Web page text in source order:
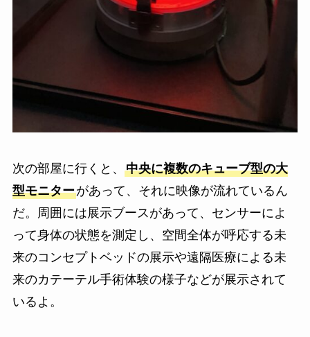
次の部屋に行くと、 中央に複数のキューブ型の大
型モニターがあって、それに映像が流れているん
だ。周囲には展示ブースがあって、センサーによ
って身体の状態を測定し、空間全体が呼応する未
来のコンセプトベッドの展示や遠隔医療による未
来のカテーテル手術体験の様子などが展示されて
いるよ。